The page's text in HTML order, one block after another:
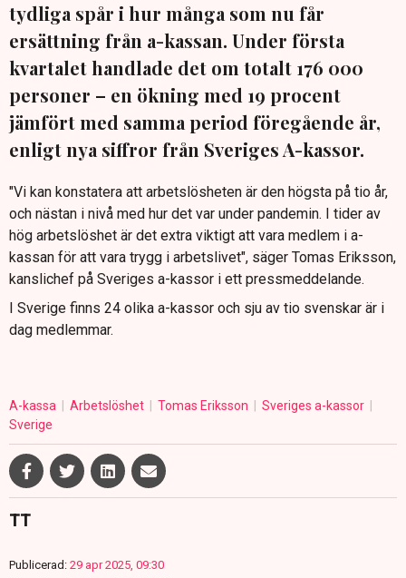
tydliga spår i hur många som nu får
ersättning från a-kassan. Under första
kvartalet handlade det om totalt 176 000
personer – en ökning med 19 procent
jämfört med samma period föregående år,
enligt nya siffror från Sveriges A-kassor.
"Vi kan konstatera att arbetslösheten är den högsta på tio år,
och nästan i nivå med hur det var under pandemin. I tider av
hög arbetslöshet är det extra viktigt att vara medlem i a-
kassan för att vara trygg i arbetslivet", säger Tomas Eriksson,
kanslichef på Sveriges a-kassor i ett pressmeddelande.
I Sverige finns 24 olika a-kassor och sju av tio svenskar är i
dag medlemmar.
A-kassa Arbetslöshet Tomas Eriksson
Sveriges a-kassor
Sverige
TT
Publicerad: 29 apr 2025, 09:30